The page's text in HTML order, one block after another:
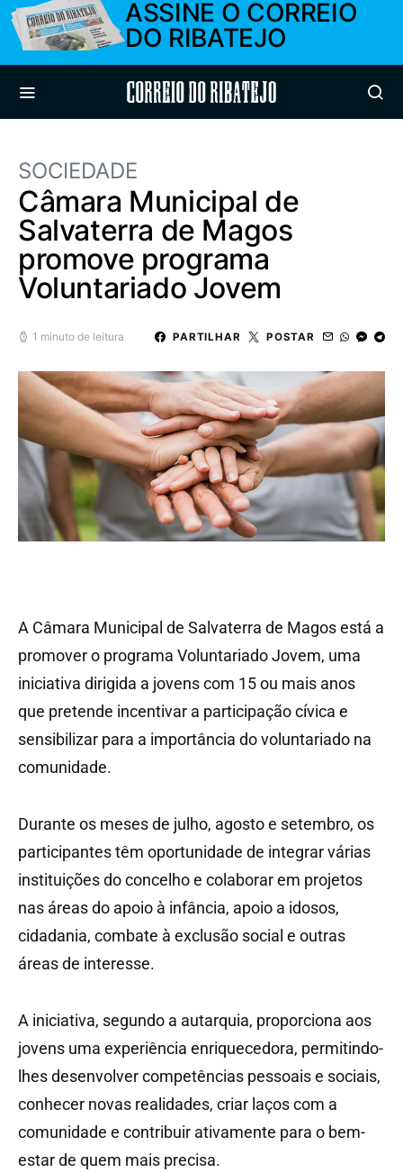
ASSINE O CORREIO
DO RIBATEJO
Correio do Ribatejo
SOCIEDADE
Câmara Municipal de
Salvaterra de Magos
promove programa
Voluntariado Jovem
1 minuto de leitura PARTILHAR POSTAR
A Câmara Municipal de Salvaterra de Magos está a
promover o programa Voluntariado Jovem, uma
iniciativa dirigida a jovens com 15 ou mais anos
que pretende incentivar a participação cívica e
sensibilizar para a importância do voluntariado na
comunidade.
Durante os meses de julho, agosto e setembro, os
participantes têm oportunidade de integrar várias
instituições do concelho e colaborar em projetos
nas áreas do apoio à infância, apoio a idosos,
cidadania, combate à exclusão social e outras
áreas de interesse.
A iniciativa, segundo a autarquia, proporciona aos
jovens uma experiência enriquecedora, permitindo-
lhes desenvolver competências pessoais e sociais,
conhecer novas realidades, criar laços com a
comunidade e contribuir ativamente para o bem-
estar de quem mais precisa.